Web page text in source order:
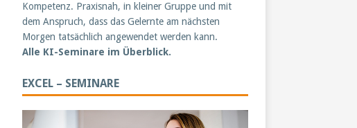
Kompetenz. Praxisnah, in kleiner Gruppe und mit
dem Anspruch, dass das Gelernte am nächsten
Morgen tatsächlich angewendet werden kann.
Alle KI-Seminare im Überblick.
EXCEL – SEMINARE